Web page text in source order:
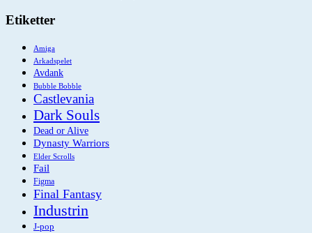
Etiketter
Amiga
Arkadspelet
Avdank
Bubble Bobble
Castlevania
Dark Souls
Dead or Alive
Dynasty Warriors
Elder Scrolls
Fail
Figma
Final Fantasy
Industrin
J-pop